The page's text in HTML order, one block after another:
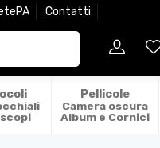
Contatti
Pellicole
Camera oscura
Album e Cornici